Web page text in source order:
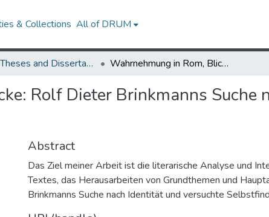
& Collections All of DRUM
UMD Theses and Dissertations Wahrnehmung in Rom, Blicke: Rolf Dieter Brinkmanns Suche nach Identität und Selbstfindung
Rolf Dieter Brinkmanns Suche
Abstract
Das Ziel meiner Arbeit ist die literarische Analyse und
Textes, das Herausarbeiten von Grundthemen und
Brinkmanns Suche nach Identität und versuchte